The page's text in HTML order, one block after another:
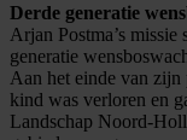
Derde generatie
Arjan Postma’s
generatie
Aan het einde van
kind was verloren en
Landschap Noord-